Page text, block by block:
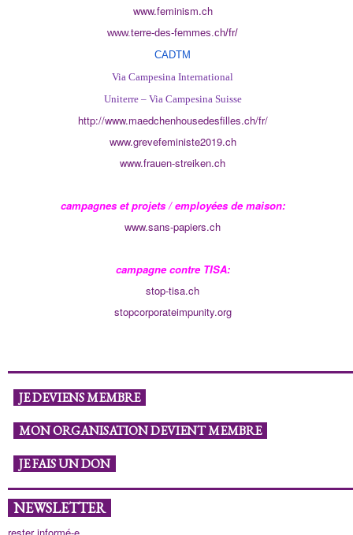
www.feminism.ch
www.terre-des-femmes.ch/fr/
CADTM
Via Campesina International
Uniterre – Via Campesina Suisse
http://www.maedchenhousedesfilles.ch/fr/
www.grevefeministe2019.ch
www.frauen-streiken.ch
campagnes et projets / employées de maison:
www.sans-papiers.ch
campagne contre TISA:
stop-tisa.ch
stopcorporateimpunity.org
JE DEVIENS MEMBRE
MON ORGANISATION DEVIENT MEMBRE
JE FAIS UN DON
NEWSLETTER